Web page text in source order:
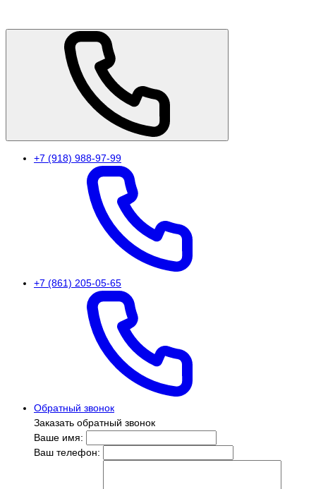
+7 (918) 988-97-99
+7 (861) 205-05-65
Обратный звонок
Заказать обратный звонок
Ваше имя:
Ваш телефон: